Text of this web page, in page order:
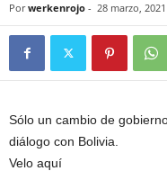
Por werkenrojo - 28 marzo, 2021
Sólo un cambio de
diálogo con Bolivia.
Velo aquí